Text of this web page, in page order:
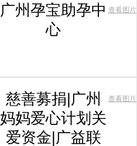
广州孕宝助孕中
心
查看图片
慈善募捐|广州
妈妈爱心计划关
爱资金|广益联
查看图片